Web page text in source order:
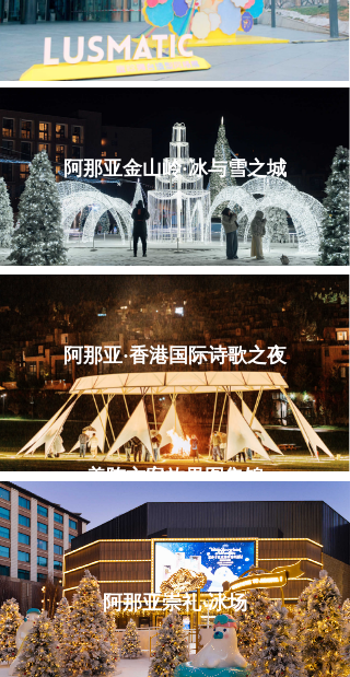
阿那亚金山岭·冰与雪之城
阿那亚·香港国际诗歌之夜
美陈方案效果图集锦
阿那亚崇礼·冰场